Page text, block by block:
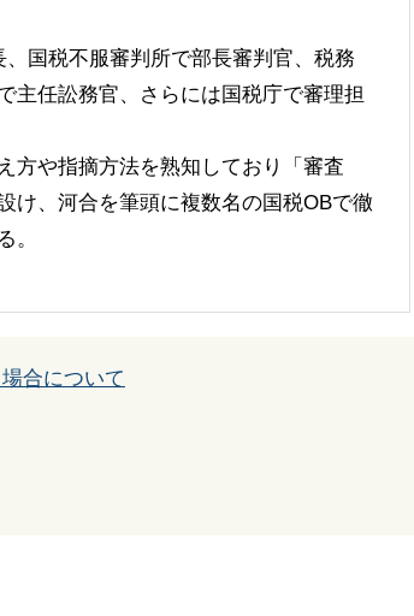
国税不服審判所で部長審判官、税務
主任訟務官、さらには国税庁で審理担
方や指摘方法を熟知しており「審査
け、河合を筆頭に複数名の国税OBで徹
。
合について